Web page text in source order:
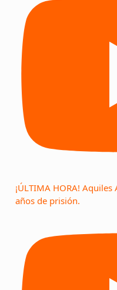
¡ÚLTIMA HORA!
años de prisión.